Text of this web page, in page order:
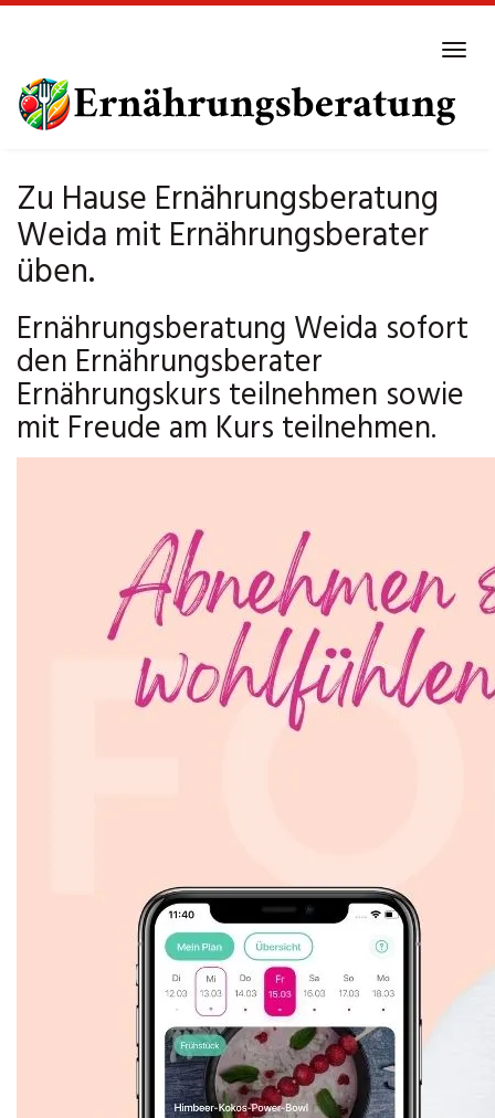
main
content
Zu Hause Ernährungsberatung
Weida mit Ernährungsberater
üben.
Ernährungsberatung Weida sofort
den Ernährungsberater
Ernährungskurs teilnehmen sowie
mit Freude am Kurs teilnehmen.